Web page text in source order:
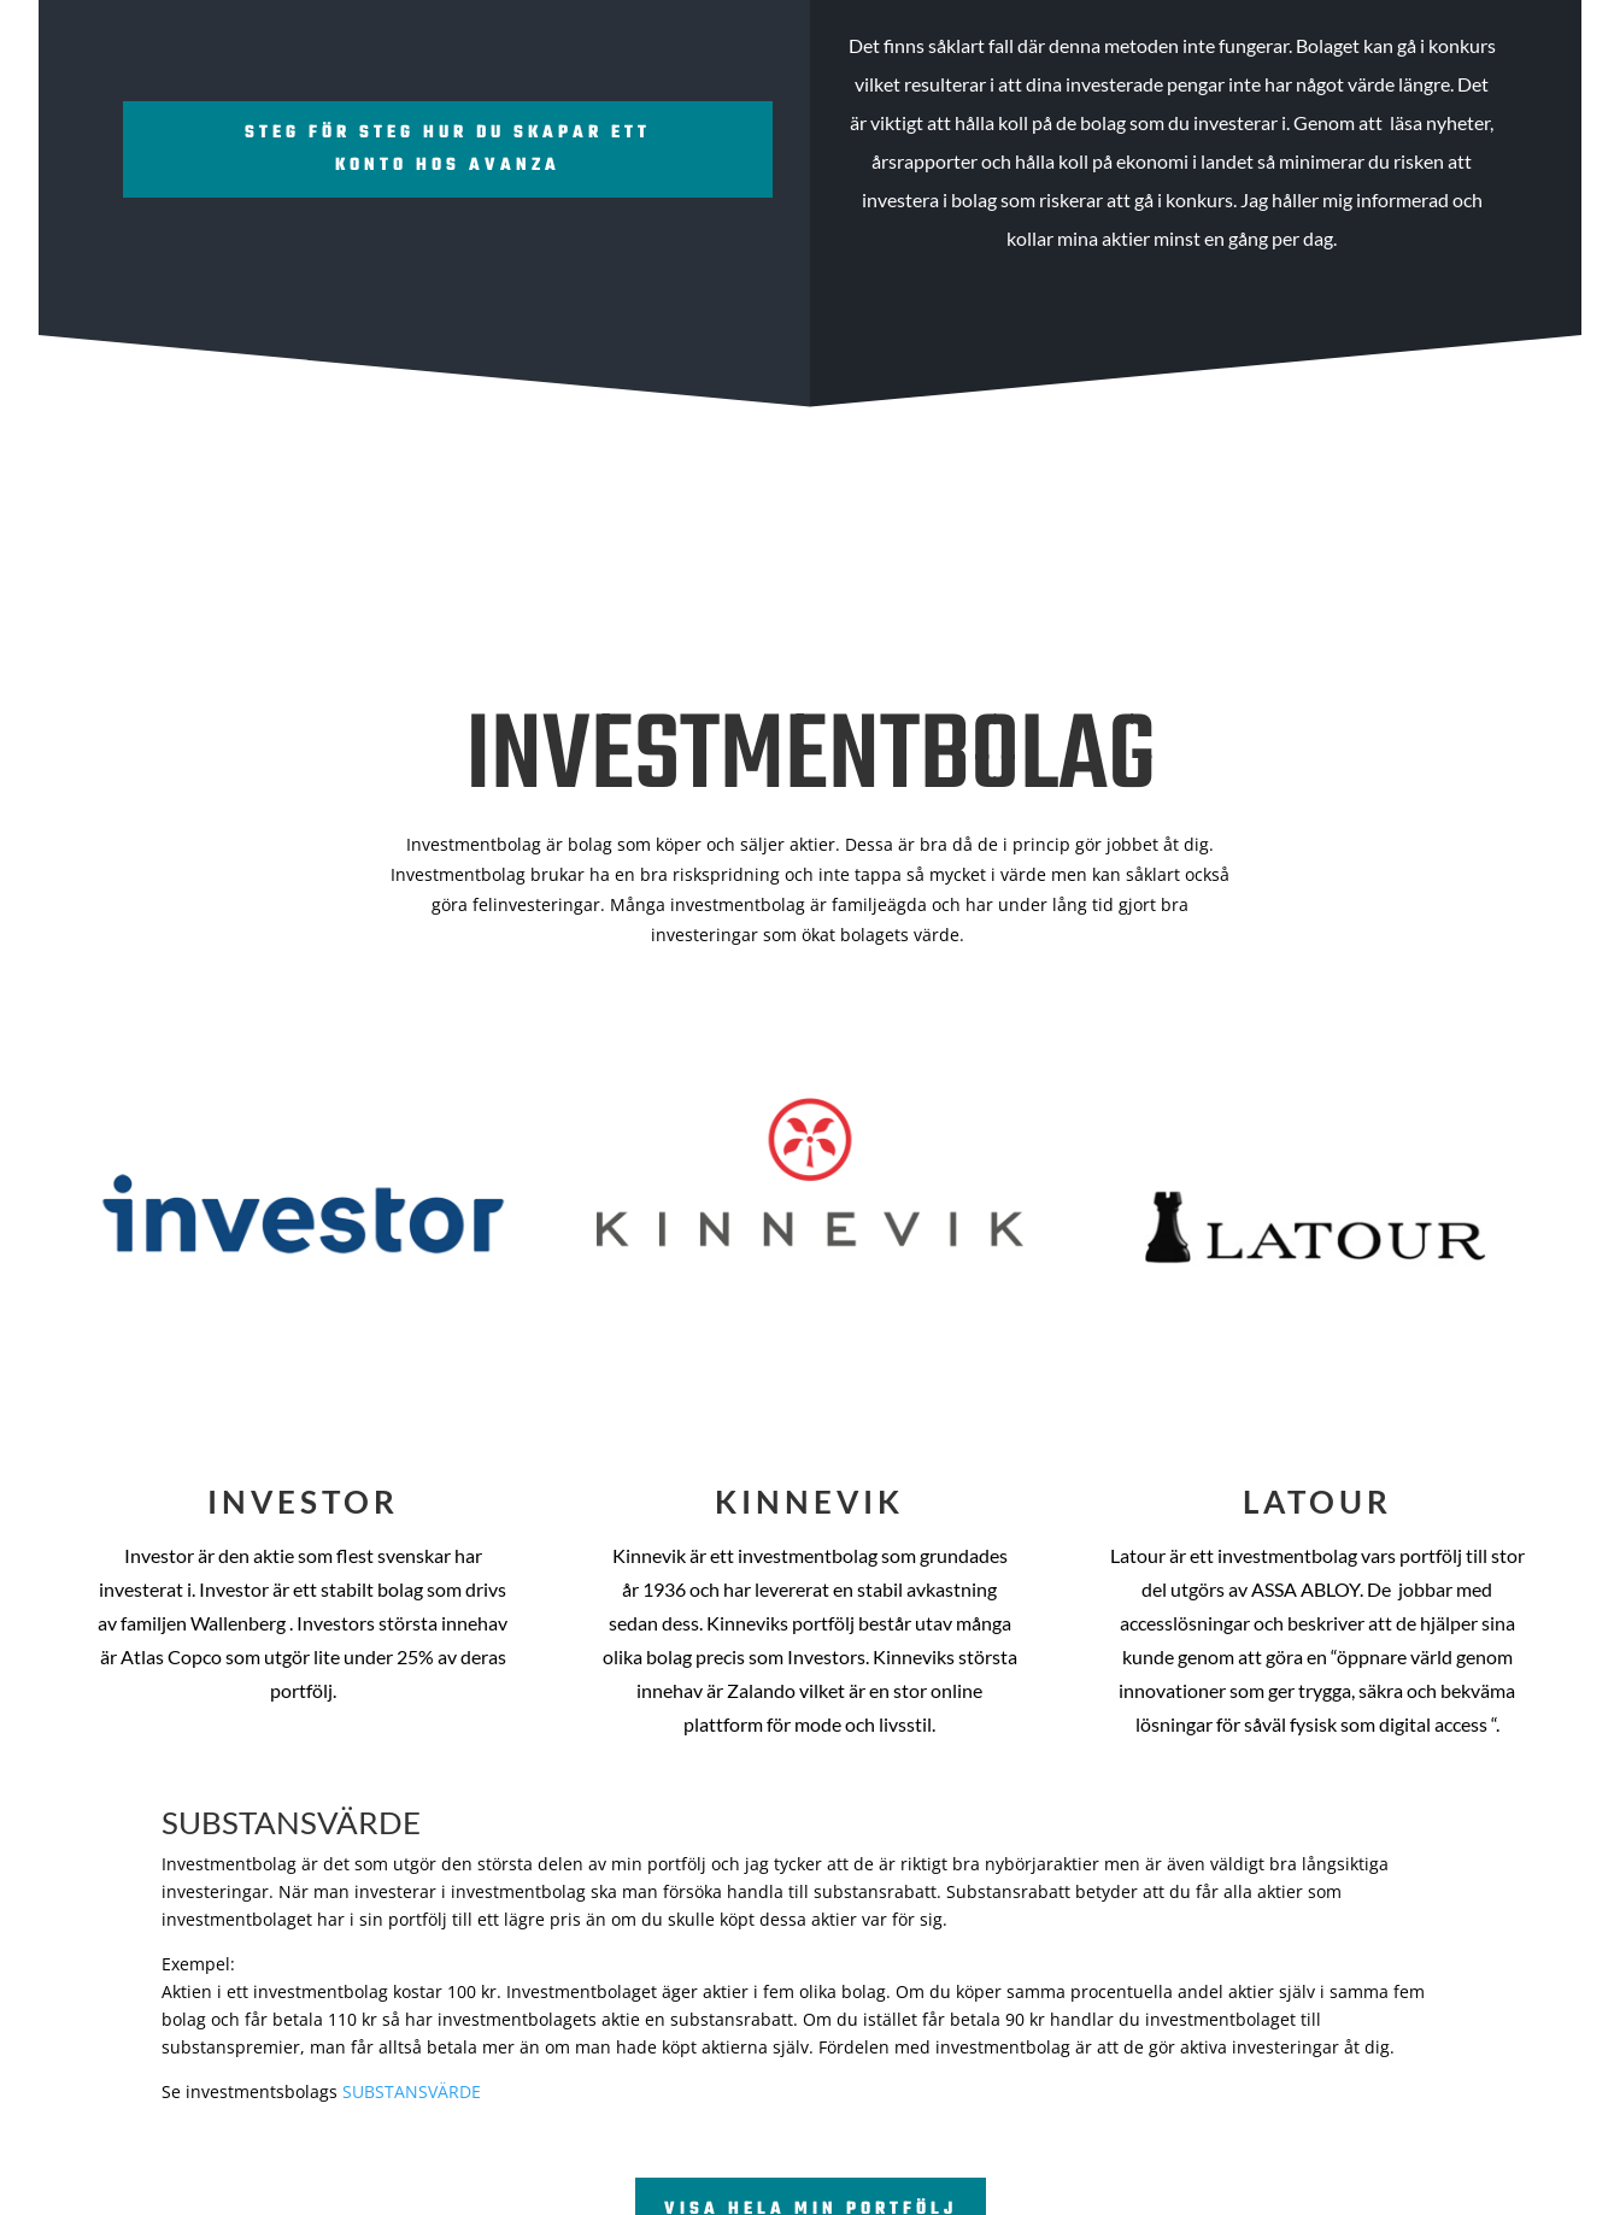
STEG FÖR STEG HUR DU SKAPAR ETT
KONTO HOS AVANZA
Det finns såklart fall där denna metoden inte fungerar. Bolaget kan gå i konkurs
vilket resulterar i att dina investerade pengar inte har något värde längre. Det
är viktigt att hålla koll på de bolag som du investerar i. Genom att läsa nyheter,
årsrapporter och hålla koll på ekonomi i landet så minimerar du risken att
investera i bolag som riskerar att gå i konkurs. Jag håller mig informerad och
kollar mina aktier minst en gång per dag.
INVESTMENTBOLAG
Investmentbolag är bolag som köper och säljer aktier. Dessa är bra då de i princip gör jobbet åt dig.
Investmentbolag brukar ha en bra riskspridning och inte tappa så mycket i värde men kan såklart också
göra felinvesteringar. Många investmentbolag är familjeägda och har under lång tid gjort bra
investeringar som ökat bolagets värde.
INVESTOR
Investor är den aktie som flest svenskar har
investerat i. Investor är ett stabilt bolag som drivs
av familjen Wallenberg . Investors största innehav
är Atlas Copco som utgör lite under 25% av deras
portfölj.
KINNEVIK
Kinnevik är ett investmentbolag som grundades
år 1936 och har levererat en stabil avkastning
sedan dess. Kinneviks portfölj består utav många
olika bolag precis som Investors. Kinneviks största
innehav är Zalando vilket är en stor online
plattform för mode och livsstil.
LATOUR
Latour är ett investmentbolag vars portfölj till stor
del utgörs av ASSA ABLOY. De jobbar med
accesslösningar och beskriver att de hjälper sina
kunde genom att göra en “öppnare värld genom
innovationer som ger trygga, säkra och bekväma
lösningar för såväl fysisk som digital access “.
SUBSTANSVÄRDE
Investmentbolag är det som utgör den största delen av min portfölj och jag tycker att de är riktigt bra nybörjaraktier men är även väldigt bra långsiktiga
investeringar. När man investerar i investmentbolag ska man försöka handla till substansrabatt. Substansrabatt betyder att du får alla aktier som
investmentbolaget har i sin portfölj till ett lägre pris än om du skulle köpt dessa aktier var för sig.
Exempel:
Aktien i ett investmentbolag kostar 100 kr. Investmentbolaget äger aktier i fem olika bolag. Om du köper samma procentuella andel aktier själv i samma fem
bolag och får betala 110 kr så har investmentbolagets aktie en substansrabatt. Om du istället får betala 90 kr handlar du investmentbolaget till
substanspremier, man får alltså betala mer än om man hade köpt aktierna själv. Fördelen med investmentbolag är att de gör aktiva investeringar åt dig.
Se investmentsbolagsSUBSTANSVÄRDE
VISA HELA MIN PORTFÖLJ